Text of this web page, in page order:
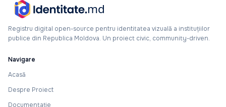
Registru digital open-source pentru identitatea vizuală a instituțiilor
publice din Republica Moldova. Un proiect civic, community-driven.
Navigare
Acasă
Despre Proiect
Documentație